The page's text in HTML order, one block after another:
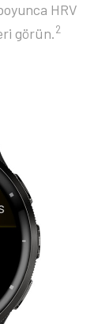
HRV
görün.2